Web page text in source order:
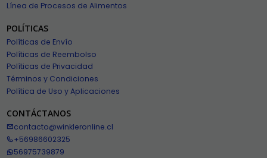
Línea de Procesos de Alimentos
POLÍTICAS
Políticas de Envío
Políticas de Reembolso
Políticas de Privacidad
Términos y Condiciones
Política de Uso y Aplicaciones
CONTÁCTANOS
contacto@winkleronline.cl
+56986602325
56975739879